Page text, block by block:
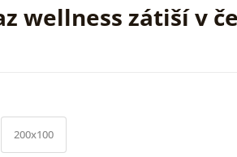
wellness zátiší v
200x100